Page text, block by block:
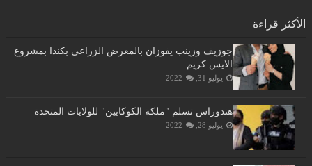
الأكثر قراءة
جوزيف وزينب يفوزان بالمعرض الزراعي بكندا بمشروع
الايس كريم
يوليو 31, 2022
هندوراس تسلم "ملكة الكوكايين" للولايات المتحدة
يوليو 28, 2022